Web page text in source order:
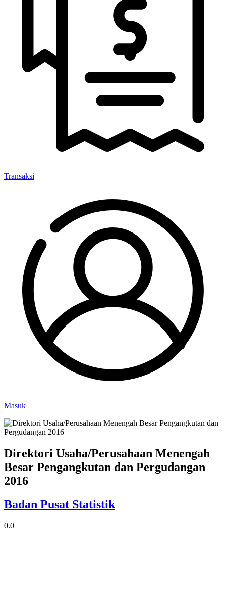
Transaksi
Masuk
Direktori Usaha/Perusahaan Menengah
Besar Pengangkutan dan Pergudangan
2016
Badan Pusat Statistik
0.0